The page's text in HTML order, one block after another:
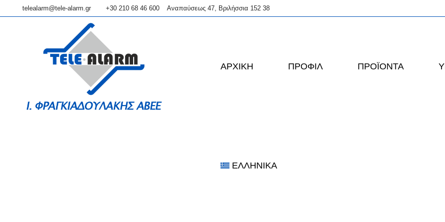
telealarm@tele-alarm.gr +30 210 68 46 600 Αναπαύσεως 47, Βριλήσσια 152 38
ΑΡΧΙΚΉ ΠΡΟΦΊΛ ΠΡΟΪΌΝΤΑ
ΕΛΛΗΝΙΚΆ